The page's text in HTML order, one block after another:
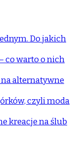
Do jakich
co warto o nich
alternatywne
czyli moda
kreacje na ślub